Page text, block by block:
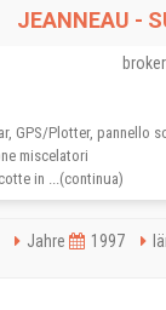
JEANNEAU -
GPS/Plotter, pannello
miscelatori
in ...(continua)
Jahre 1997